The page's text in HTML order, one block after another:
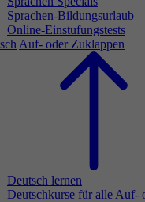
Sprachen-Bildungsurlaub
Online-Einstufungstests
Auf- oder Zuklappen
Deutsch lernen
Deutschkurse für alle Auf-